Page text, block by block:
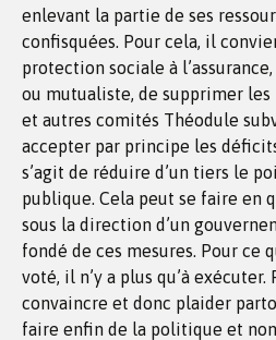
enlevant la partie de ses
confisquées. Pour cela, il
protection sociale à
ou mutualiste, de supprimer les
et autres comités Théodule
accepter par principe les
s’agit de réduire d’un tiers le
publique. Cela peut se faire en
sous la direction d’un
fondé de ces mesures. Pour ce
voté, il n’y a plus qu’à
convaincre et donc plaider
faire enfin de la politique et